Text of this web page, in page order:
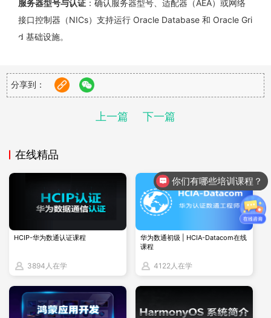
服务器型号与认证 ：确认服务器型号、适配器（AEA）或网络
接口控制器（NICs）支持运行 Oracle Database 和 Oracle Gri
d 基础设施。
racle Universal Installer 的要求。
网络连接：确保服务器已连接到网络，满足数据库安装和运行
GB；若安装 Oracle Grid 基础设施，至少需要 8GB 内存。
共享内存的合理配置对 Oracle 数据库的性能至关重要，以下是
在 Linux 系统中调整共享内存的步骤：
分享到：
上一篇 下一篇
在线精品
HCIP-华为数通认证课程
3894人在学
华为数通初级 | HCIA-Datacom在线
课程
4122人在学
你们有哪些培训课程？